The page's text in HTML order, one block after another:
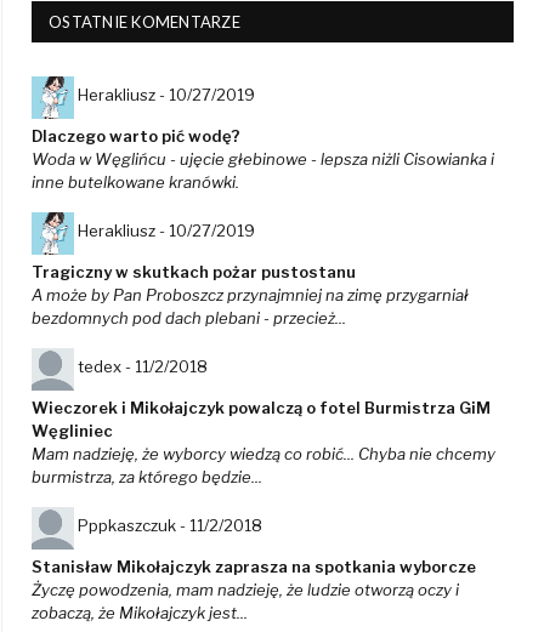
OSTATNIE KOMENTARZE
Herakliusz - 10/27/2019
Dlaczego warto pić wodę?
Woda w Węglińcu - ujęcie głebinowe - lepsza niżli Cisowianka i
inne butelkowane kranówki.
Herakliusz - 10/27/2019
Tragiczny w skutkach pożar pustostanu
A może by Pan Proboszcz przynajmniej na zimę przygarniał
bezdomnych pod dach plebani - przecież...
tedex - 11/2/2018
Wieczorek i Mikołajczyk powalczą o fotel Burmistrza GiM
Węgliniec
Mam nadzieję, że wyborcy wiedzą co robić... Chyba nie chcemy
burmistrza, za którego będzie...
Pppkaszczuk - 11/2/2018
Stanisław Mikołajczyk zaprasza na spotkania wyborcze
Życzę powodzenia, mam nadzieję, że ludzie otworzą oczy i
zobaczą, że Mikołajczyk jest...